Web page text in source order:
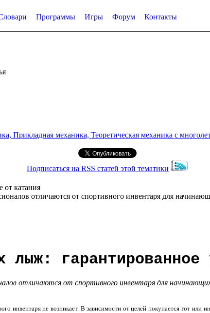
Программы Игры Форум Контакты
Прикладная механика, Теоретическая механика с
Подписаться на RSS статей этой тематики
от катания
отличаются от спортивного инвентаря для
лыж: гарантированное
отличаются от спортивного инвентаря для
инвентаря не возникает. В зависимости от целей покупается тот или